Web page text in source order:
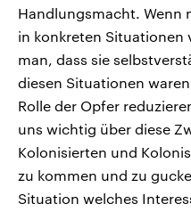
Handlungsmacht. Wenn
in konkreten Situationen
man, dass sie
diesen Situationen
Rolle der Opfer
uns wichtig über diese
Kolonisierten und
zu kommen und zu
Situation welches